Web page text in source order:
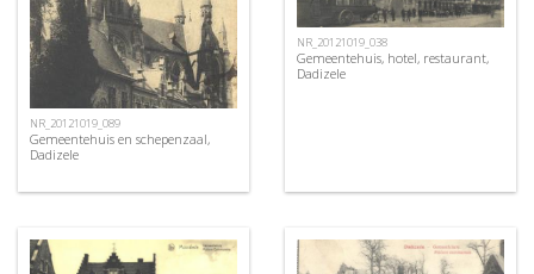
NR_20121019_089
Gemeentehuis en schepenzaal,
Dadizele
NR_20121019_038
Gemeentehuis, hotel, restaurant,
Dadizele